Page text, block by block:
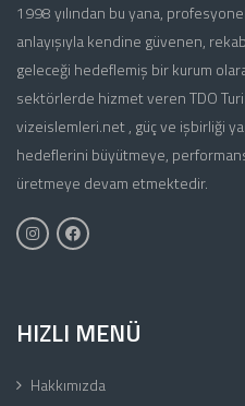
1998 yılından bu yana,
anlayışıyla kendine güvenen,
geleceği hedeflemiş bir kurum
sektörlerde hizmet veren TDO
vizeislemleri.net , güç ve işbirliği
hedeflerini büyütmeye,
üretmeye devam etmektedir.
HIZLI MENÜ
Hakkımızda